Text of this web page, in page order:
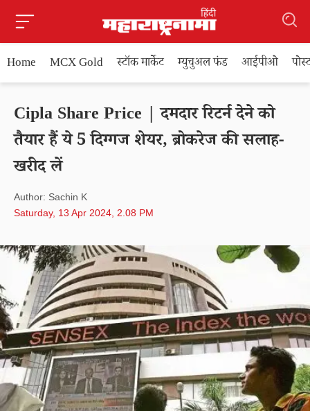
Home MCX Gold स्टॉक मार्केट म्युचुअल फंड आईपीओ
Cipla Share Price | दमदार रिटर्न देने को
तैयार हैं ये 5 दिग्गज शेयर, ब्रोकरेज की सलाह-
खरीद लें
Author: Sachin K
Saturday, 13 Apr 2024, 2.08 PM